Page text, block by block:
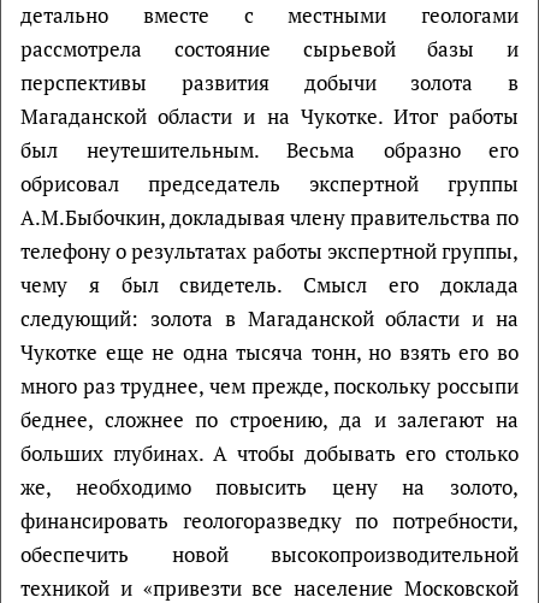
детально вместе с местными геологами
рассмотрела состояние сырьевой базы и
перспективы развития добычи золота в
Магаданской области и на Чукотке. Итог работы
был неутешительным. Весьма образно его
обрисовал председатель экспертной группы
А.М.Быбочкин, докладывая члену правительства по
телефону о результатах работы экспертной группы,
чему я был свидетель. Смысл его доклада
следующий: золота в Магаданской области и на
Чукотке еще не одна тысяча тонн, но взять его во
много раз труднее, чем прежде, поскольку россыпи
беднее, сложнее по строению, да и залегают на
больших глубинах. А чтобы добывать его столько
же, необходимо повысить цену на золото,
финансировать геологоразведку по потребности,
обеспечить новой высокопроизводительной
техникой и «привезти все население Московской